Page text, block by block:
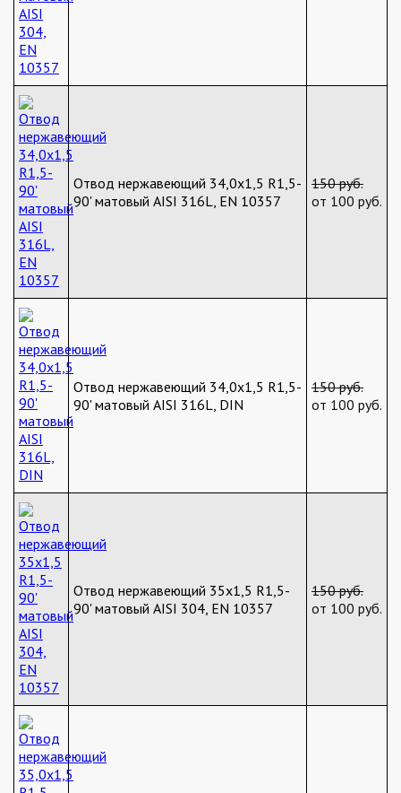
Отвод нержавеющий 34,0х1,5 R1,5-
90' матовый AISI 316L, EN 10357
150 руб.
от 100 руб.
Отвод нержавеющий 34,0х1,5 R1,5-
90' матовый AISI 316L, DIN
150 руб.
от 100 руб.
Отвод нержавеющий 35х1,5 R1,5-
90' матовый AISI 304, EN 10357
150 руб.
от 100 руб.